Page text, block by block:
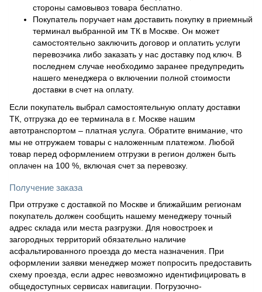
стороны самовывоз товара бесплатно.
Покупатель поручает нам доставить покупку в приемный
терминал выбранной им ТК в Москве. Он может
самостоятельно заключить договор и оплатить услуги
перевозчика либо заказать у нас доставку под ключ. В
последнем случае необходимо заранее предупредить
нашего менеджера о включении полной стоимости
доставки в счет на оплату.
Если покупатель выбрал самостоятельную оплату доставки
ТК, отгрузка до ее терминала в г. Москве нашим
автотранспортом – платная услуга. Обратите внимание, что
мы не отгружаем товары с наложенным платежом. Любой
товар перед оформлением отгрузки в регион должен быть
оплачен на 100 %, включая счет за перевозку.
Получение заказа
При отгрузке с доставкой по Москве и ближайшим регионам
покупатель должен сообщить нашему менеджеру точный
адрес склада или места разгрузки. Для новостроек и
загородных территорий обязательно наличие
асфальтированного проезда до места назначения. При
оформлении заявки менеджер может попросить предоставить
схему проезда, если адрес невозможно идентифицировать в
общедоступных сервисах навигации. Погрузочно-